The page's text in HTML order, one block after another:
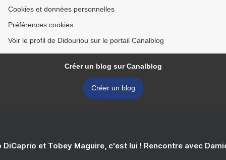
Cookies et données personnelles
Préférences cookies
Voir le profil de Didouriou sur le portail Canalblog
Créer un blog sur Canalblog
Créer un blog
DiCaprio et Tobey Maguire, c'est lui ! Rencontre avec